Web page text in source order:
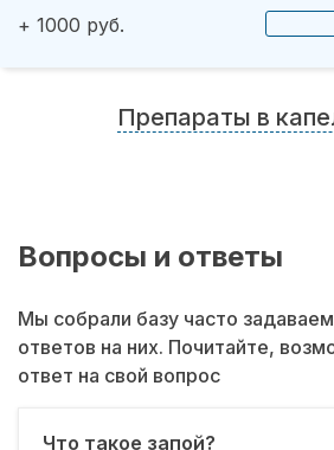
+ 1000 руб.
Препараты в
Вопросы и ответы
Мы собрали базу часто
ответов на них. Почитайте,
ответ на свой вопрос
Что такое запой?